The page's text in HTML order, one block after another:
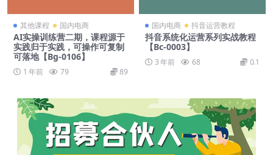
其他课程 国内电商
AI实操训练营二期，课程源于
实践归于实践，可操作可复制
可落地【Bg-0106】
1 年前 79 89
国内电商 抖音运营教程
抖音系统化运营系列实战教程
【Bc-0003】
3 年前 68 0.1